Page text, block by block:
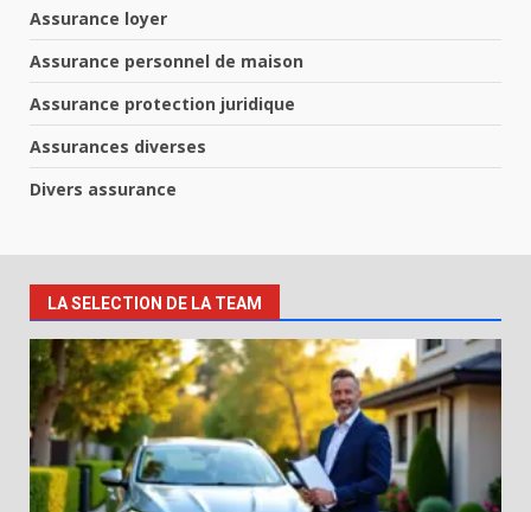
Assurance loyer
Assurance personnel de maison
Assurance protection juridique
Assurances diverses
Divers assurance
LA SELECTION DE LA TEAM